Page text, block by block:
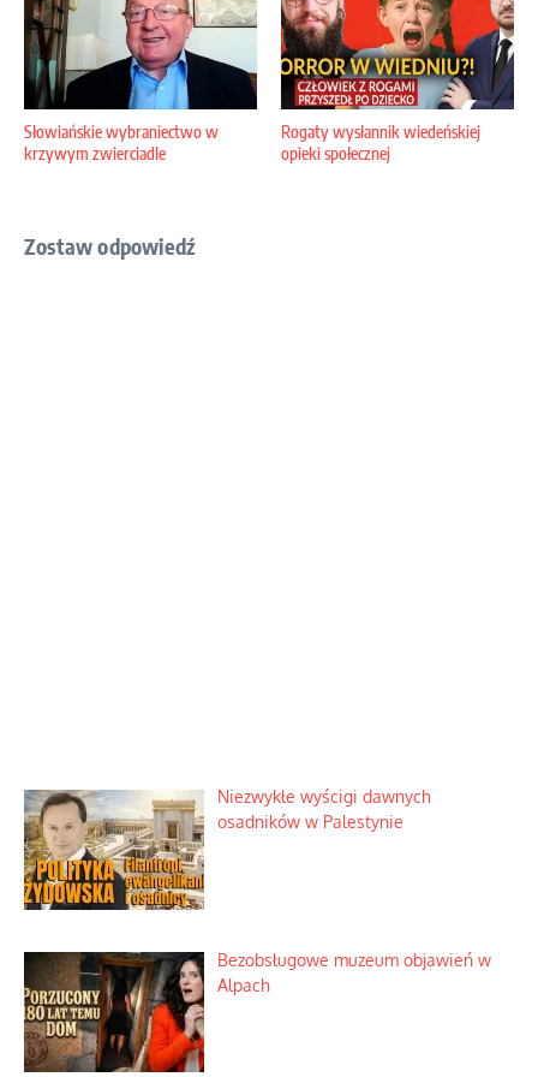
Słowiańskie wybraniectwo w
krzywym zwierciadle
Rogaty wysłannik wiedeńskiej
opieki społecznej
Zostaw odpowiedź
Niezwykłe wyścigi dawnych
osadników w Palestynie
Bezobsługowe muzeum objawień w
Alpach